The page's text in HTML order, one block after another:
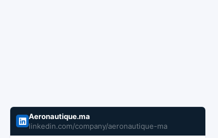
Aeronautique.ma
linkedin.com/company/aeronautique-ma